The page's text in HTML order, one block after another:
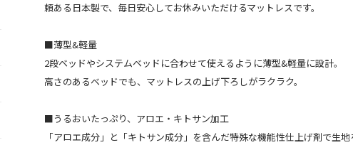
頼ある日本製で、毎日安心してお休みいただけるマットレスです。
■薄型&軽量
2段ベッドやシステムベッドに合わせて使えるように薄型&軽量に設計。
高さのあるベッドでも、マットレスの上げ下ろしがラクラク。
■うるおいたっぷり、アロエ・キトサン加工
「アロエ成分」と「キトサン成分」を含んだ特殊な機能性仕上げ剤で生